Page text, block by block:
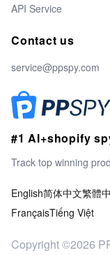
API Service
Contact us
service@ppspy.com
#1 AI+shopify
Track top winning
English简体中文繁體
FrançaisTiếng Việt
Copyright ©2026